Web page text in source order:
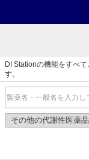
DI Stationの機能をすべて
す。